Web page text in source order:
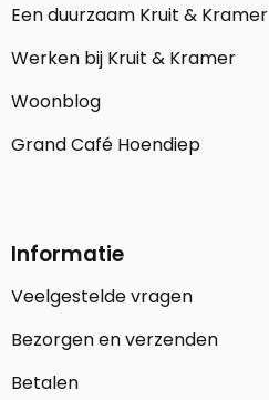
Een duurzaam Kruit & Kramer
Werken bij Kruit & Kramer
Woonblog
Grand Café Hoendiep
Informatie
Veelgestelde vragen
Bezorgen en verzenden
Betalen